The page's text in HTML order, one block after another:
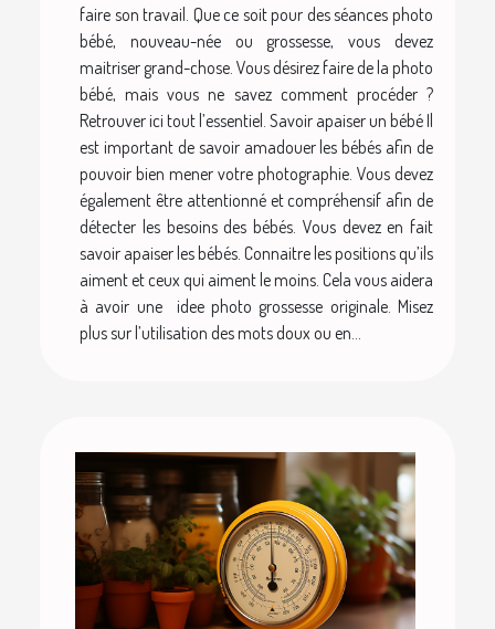
faire son travail. Que ce soit pour des séances photo
bébé, nouveau-née ou grossesse, vous devez
maitriser grand-chose. Vous désirez faire de la photo
bébé, mais vous ne savez comment procéder ?
Retrouver ici tout l’essentiel. Savoir apaiser un bébé Il
est important de savoir amadouer les bébés afin de
pouvoir bien mener votre photographie. Vous devez
également être attentionné et compréhensif afin de
détecter les besoins des bébés. Vous devez en fait
savoir apaiser les bébés. Connaitre les positions qu’ils
aiment et ceux qui aiment le moins. Cela vous aidera
à avoir une idee photo grossesse originale. Misez
plus sur l’utilisation des mots doux ou en...